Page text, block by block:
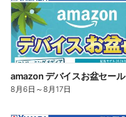
amazon デバイスお盆セール
8月6日 ～8月17日